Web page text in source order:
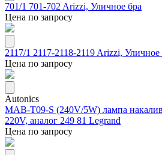
701/1 701-702 Arizzi, Уличное бра
Цена по запросу
2117/1 2117-2118-2119 Arizzi, Уличное
Цена по запросу
Autonics
MAB-T09-S (240V/5W) лампа
220V, аналог 249 81 Legrand
Цена по запросу